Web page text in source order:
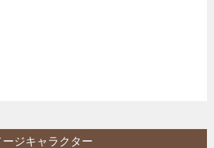
ジキャラクター